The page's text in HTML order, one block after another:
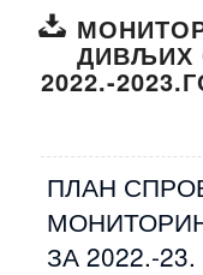
ДИВЉИХ
2022.-
ПЛАН
ЗА 2022.-